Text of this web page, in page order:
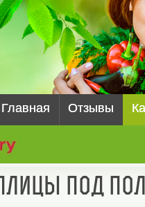
Главная Отзывы
под